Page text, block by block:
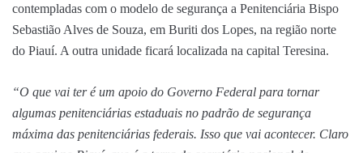
contempladas com o modelo de segurança a Penitenciária Bispo
Sebastião Alves de Souza, em Buriti dos Lopes, na região norte
do Piauí. A outra unidade ficará localizada na capital Teresina.
“O que vai ter é um apoio do Governo Federal para tornar
algumas penitenciárias estaduais no padrão de segurança
máxima das penitenciárias federais. Isso que vai acontecer. Claro